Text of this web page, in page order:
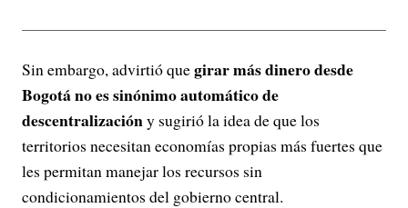
Sin embargo, advirtió quegirar más dinero desde
Bogotá no es sinónimo automático de
descentralizacióny sugirió la idea de que los
territorios necesitan economías propias más fuertes que
les permitan manejar los recursos sin
condicionamientos del gobierno central.